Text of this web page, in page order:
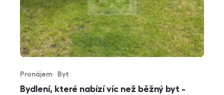
Bydlení, které nabízí víc než běžný byt -
Typ nabídky
Pronájem
Typ nemovitosti
Byt